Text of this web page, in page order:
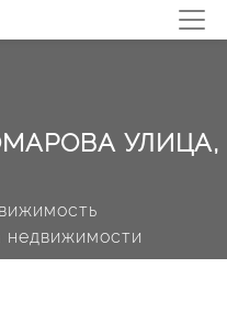
УЛИЦА,
недвижимости